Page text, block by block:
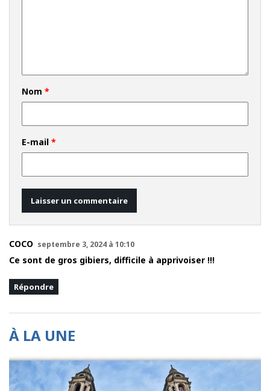
Nom *
E-mail *
COCO septembre 3, 2024 à 10:10
Ce sont de gros gibiers, difficile à apprivoiser !!!
Répondre
À LA UNE